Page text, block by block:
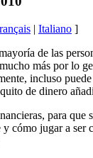
| Italiano ]
de las
más por lo
incluso
de dinero
para
cómo jugar a ser